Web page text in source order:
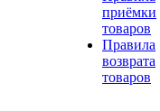
приёмки
товаров
Правила
возврата
товаров